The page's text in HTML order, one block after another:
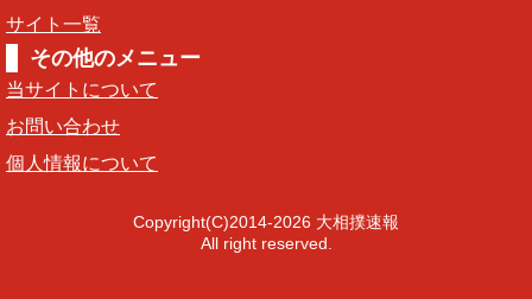
サイト一覧
その他のメニュー
当サイトについて
お問い合わせ
個人情報について
Copyright(C)2014-2026 大相撲速報
All right reserved.